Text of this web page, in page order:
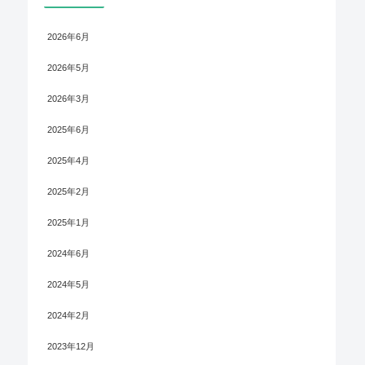
2026年6月
2026年5月
2026年3月
2025年6月
2025年4月
2025年2月
2025年1月
2024年6月
2024年5月
2024年2月
2023年12月